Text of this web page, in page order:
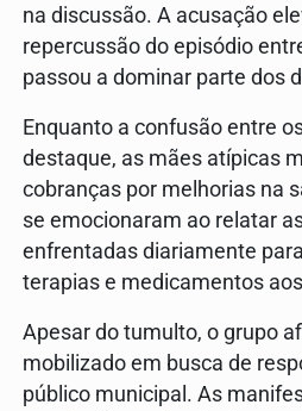
na discussão. A acusação
repercussão do episódio
passou a dominar parte dos
Enquanto a confusão entre
destaque, as mães atípicas
cobranças por melhorias na
se emocionaram ao relatar
enfrentadas diariamente
terapias e medicamentos
Apesar do tumulto, o grupo
mobilizado em busca de
público municipal. As